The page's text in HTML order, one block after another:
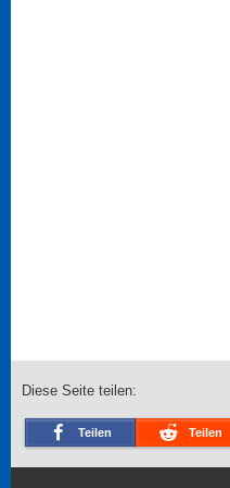
Diese Seite teilen:
Teilen Teilen